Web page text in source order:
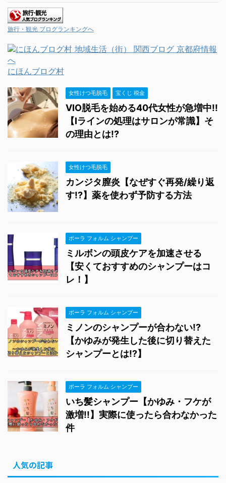
旅行・観光 ブログランキングへ
にほんブログ村
女性けつ毛脱毛 宝くじ 税金
VIO脱毛を始める40代女性が急増中!!
【Iラインの処理はサロンが常識】そ
の理由とは!?
女性けつ毛脱毛
カンジタ膣炎【なぜすぐ再発/繰り返
す!?】薬を使わず予防する方法
ポーラ フォルム シャンプー
ミルボンの頭皮ケアを加速させる
【安くておすすめのシャンプーはコ
レ！】
ポーラ フォルム シャンプー
ミノンのシャンプーが合わない!?
【かゆみが発生した後に切り替えた
シャンプーとは!?】
ポーラ フォルム シャンプー
いち髪シャンプー【かゆみ・フケが
激増!!】実際に使ったら合わなかった
件
人気の記事